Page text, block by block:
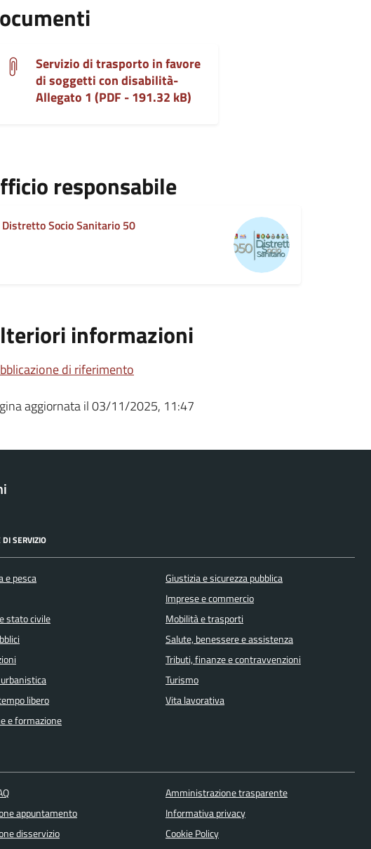
Servizio di trasporto in favore
di soggetti con disabilità-
Allegato 1 (PDF - 191.32 kB)
responsabile
Distretto Socio Sanitario 50
informazioni
di riferimento
aggiornata il 03/11/2025, 11:47
DI SERVIZIO
e pesca
stato civile
libero
e formazione
Giustizia e sicurezza pubblica
Imprese e commercio
Mobilità e trasporti
Salute, benessere e assistenza
Tributi, finanze e contravvenzioni
Turismo
Vita lavorativa
appuntamento
disservizio
Amministrazione trasparente
Informativa privacy
Cookie Policy